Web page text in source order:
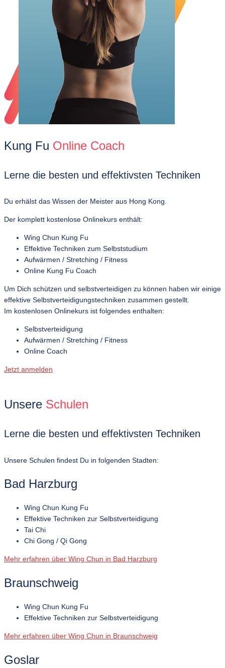
Kung Fu Online Coach
Lerne die besten und effektivsten Techniken
Du erhälst das Wissen der Meister aus Hong Kong.
Der komplett kostenlose Onlinekurs enthält:
Wing Chun Kung Fu
Effektive Techniken zum Selbststudium
Aufwärmen / Stretching / Fitness
Online Kung Fu Coach
Um Dich schützen und selbstverteidigen zu können haben wir einige
effektive Selbstverteidigungstechniken zusammen gestellt.
Im kostenlosen Onlinekurs ist folgendes enthalten:
Selbstverteidigung
Aufwärmen / Stretching / Fitness
Online Coach
Jetzt anmelden
Unsere Schulen
Lerne die besten und effektivsten Techniken
Unsere Schulen findest Du in folgenden Stadten:
Bad Harzburg
Wing Chun Kung Fu
Effektive Techniken zur Selbstverteidigung
Tai Chi
Chi Gong / Qi Gong
Mehr erfahren über Wing Chun in Bad Harzburg
Braunschweig
Wing Chun Kung Fu
Effektive Techniken zur Selbstverteidigung
Mehr erfahren über Wing Chun in Braunschweig
Goslar